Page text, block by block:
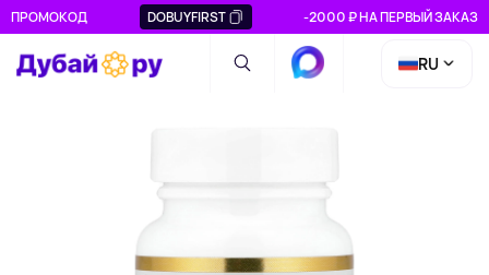
ПРОМОКОД DOBUYFIRST -2000 ₽ НА ПЕРВЫЙ ЗАКАЗ
RU